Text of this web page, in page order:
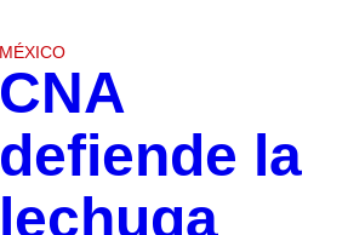
MÉXICO
CNA
defiende la
lechuga